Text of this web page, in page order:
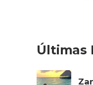
Últimas